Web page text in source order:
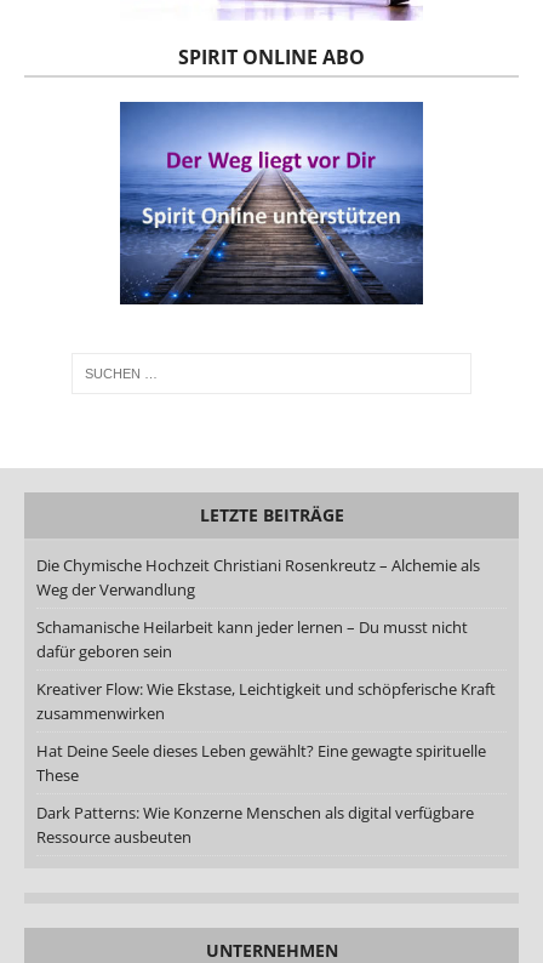
SPIRIT ONLINE ABO
LETZTE BEITRÄGE
Die Chymische Hochzeit Christiani Rosenkreutz – Alchemie als
Weg der Verwandlung
Schamanische Heilarbeit kann jeder lernen – Du musst nicht
dafür geboren sein
Kreativer Flow: Wie Ekstase, Leichtigkeit und schöpferische Kraft
zusammenwirken
Hat Deine Seele dieses Leben gewählt? Eine gewagte spirituelle
These
Dark Patterns: Wie Konzerne Menschen als digital verfügbare
Ressource ausbeuten
UNTERNEHMEN